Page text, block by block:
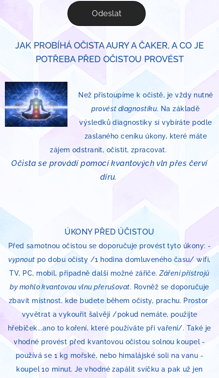
Odeslat
JAK PROBÍHÁ OČISTA AURY A ČAKER, A CO JE
POTŘEBA PŘED OČISTOU PROVÉST
Než přistoupíme k očistě, je vždy nutné
provést diagnostiku. Na základě
výsledků diagnostiky si vybíráte podle
zaslaného ceníku úkony, které máte
zájem odstranit, očistit, zpracovat.
Očista se provádí pomocí kvantových vln přes červí
díru.
ÚKONY PŘED ÚČISTOU
Před samotnou očistou se doporučuje provést tyto úkony: -
vypnout po dobu očisty /1 hodina domluveného času/ wifi,
TV, PC, mobil, případně další možné zářiče.Záření přístrojů
by mohlo kvantovou vlnu přerušovat. Rovněž se doporučuje
zbavit místnost, kde budete během očisty, prachu. Prostor
vyvětrat a vykouřit šalvějí /pokud nemáte, použijte
hřebíček...ano to koření, které používáte při vaření/. Také je
vhodné provést před kvantovou očistou solnou koupel -
používá se 1 kg mořské, nebo himalájské soli na vanu -
koupel 10 minut. Je vhodné zapálit svíčku a pak už jen